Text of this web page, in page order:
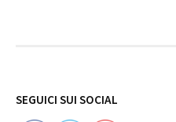
SEGUICI SUI SOCIAL